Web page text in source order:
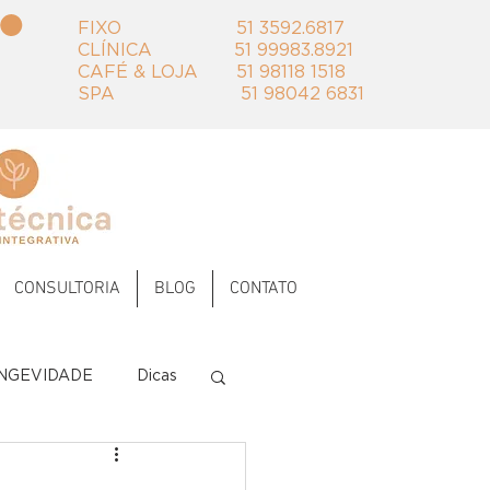
FIXO 51 3592.6817 ‭‭
CLÍNICA 51 99983.8921
​CAFÉ & LOJA 51 98118 1518
SPA 51 98042 6831
CONSULTORIA BLOG CONTATO
Dicas